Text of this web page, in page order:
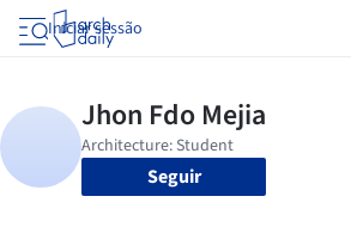
Iniciar sessão
Seguir